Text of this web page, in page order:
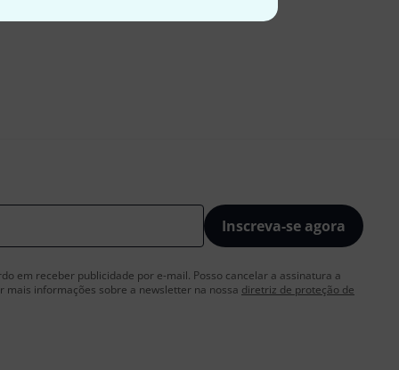
Inscreva-se agora
em receber publicidade por e-mail. Posso cancelar a assinatura a
informações sobre a newsletter na nossa diretriz de proteção de